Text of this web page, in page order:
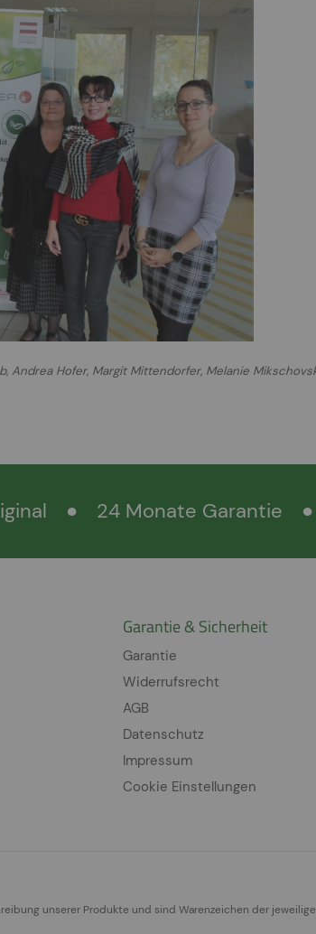
Andrea Hofer, Margit Mittendorfer, Melanie
● 24 Monate Garantie ●
Garantie & Sicherheit
Garantie
Widerrufsrecht
AGB
Datenschutz
Impressum
Cookie Einstellungen
unserer Produkte und sind Warenzeichen der